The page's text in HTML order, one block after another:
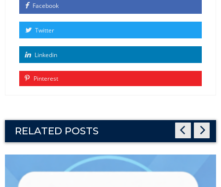
Facebook
Twitter
Linkedin
Pinterest
RELATED POSTS